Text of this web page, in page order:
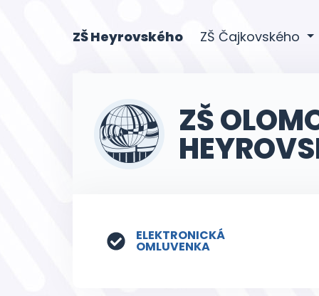
ZŠ Heyrovského(current)
ZŠ Čajkovského
ZŠ
ELEKTRONICKÁ
OMLUVENKA